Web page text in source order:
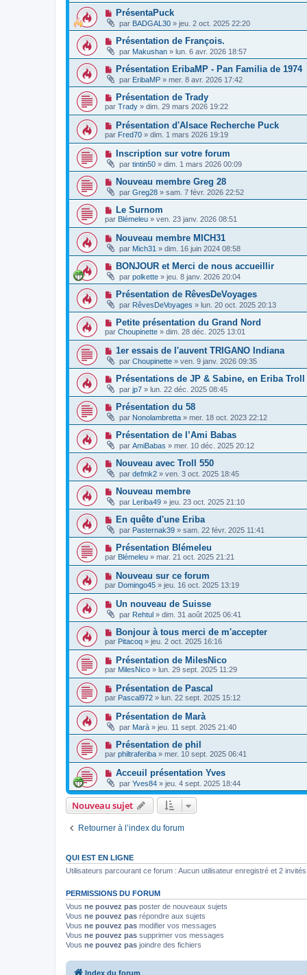
PrésentaPuck
par BADGAL30 » jeu. 2 oct. 2025 22:20
Présentation de François.
par Makushan » lun. 6 avr. 2026 18:57
Présentation EribaMP - Pan Familia de 1974
par EribaMP » mer. 8 avr. 2026 17:42
Présentation de Trady
par Trady » dim. 29 mars 2026 19:22
Présentation d'Alsace Recherche Puck
par Fred70 » dim. 1 mars 2026 19:19
Inscription sur votre forum
par tintin50 » dim. 1 mars 2026 00:09
Nouveau membre Greg 28
par Greg28 » sam. 7 févr. 2026 22:52
Le Surnom
par Blémeleu » ven. 23 janv. 2026 08:51
Nouveau membre MICH31
par Mich31 » dim. 16 juin 2024 08:58
BONJOUR et Merci de nous accueillir
par polkette » jeu. 8 janv. 2026 20:04
Présentation de RêvesDeVoyages
par RêvesDeVoyages » lun. 20 oct. 2025 20:13
Petite présentation du Grand Nord
par Choupinette » dim. 28 déc. 2025 13:01
1er essais de l'auvent TRIGANO Indiana
par Choupinette » ven. 9 janv. 2026 09:35
Présentations de JP & Sabine, en Eriba Troll
par jp7 » lun. 22 déc. 2025 08:45
Présentation du 58
par Nonolambretta » mer. 18 oct. 2023 22:12
Présentation de l’Ami Babas
par AmiBabas » mer. 10 déc. 2025 20:12
Nouveau avec Troll 550
par defmk2 » ven. 3 oct. 2025 18:45
Nouveau membre
par Leriba49 » jeu. 23 oct. 2025 21:10
En quête d'une Eriba
par Pasternak39 » sam. 22 févr. 2025 11:41
Présentation Blémeleu
par Blémeleu » mar. 21 oct. 2025 21:21
Nouveau sur ce forum
par Domingo45 » jeu. 16 oct. 2025 13:19
Un nouveau de Suisse
par Rehtul » dim. 31 août 2025 06:41
Bonjour à tous merci de m'accepter
par Pitacoq » jeu. 2 oct. 2025 16:16
Présentation de MilesNico
par MilesNico » lun. 29 sept. 2025 11:29
Présentation de Pascal
par Pascal972 » lun. 22 sept. 2025 15:12
Présentation de Marà
par Marà » jeu. 11 sept. 2025 21:40
Présentation de phil
par philtraferiba » mer. 10 sept. 2025 06:41
Acceuil présentation Yves
par Yves84 » jeu. 4 sept. 2025 18:44
Nouveau sujet
Retourner à l’index du forum
QUI EST EN LIGNE
Utilisateurs parcourant ce forum : Aucun utilisateur enregistré et 2 invités
PERMISSIONS DU FORUM
Vous ne pouvez pas poster de nouveaux sujets
Vous ne pouvez pas répondre aux sujets
Vous ne pouvez pas modifier vos messages
Vous ne pouvez pas supprimer vos messages
Vous ne pouvez pas joindre des fichiers
Index du forum